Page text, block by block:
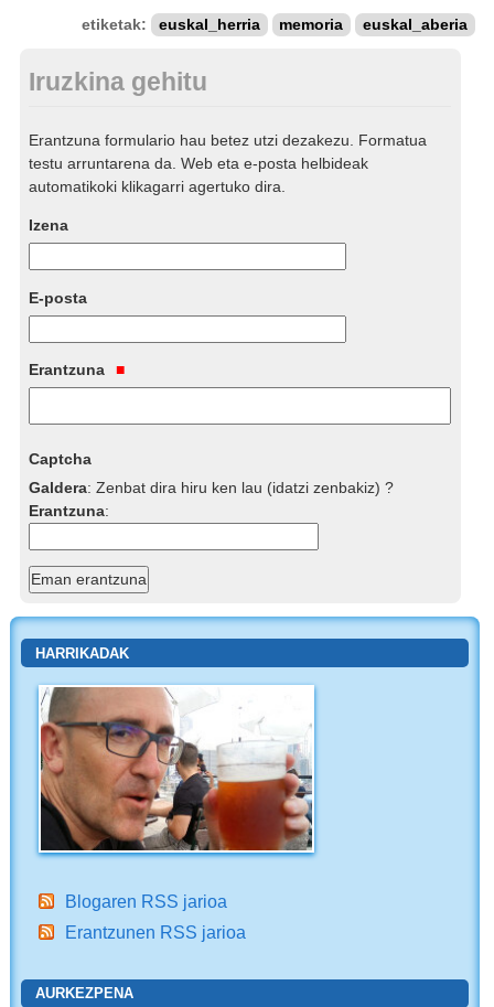
etiketak: euskal_herria memoria euskal_aberia
Iruzkina gehitu
Erantzuna formulario hau betez utzi dezakezu. Formatua
testu arruntarena da. Web eta e-posta helbideak
automatikoki klikagarri agertuko dira.
Izena
E-posta
Erantzuna
Captcha
Galdera:Zenbat dira hiru ken lau (idatzi zenbakiz) ?
Erantzuna:
HARRIKADAK
Blogaren RSS jarioa
Erantzunen RSS jarioa
AURKEZPENA